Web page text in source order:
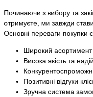
Починаючи з вибору та
отримуєте, ми завжди
Основні переваги покупки
Широкий асортимент
Висока якість та
Позитивні відгуки
Зручна система